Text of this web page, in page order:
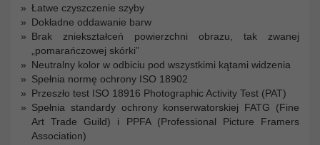
Łatwe czyszczenie szyby
Dokładne oddawanie barw
Brak zniekształceń powierzchni obrazu, tak zwanej
„pomarańczowej skórki”
Neutralny kolor w odbiciu pod wszystkimi kątami widzenia
Spełnia normę ochrony ISO 18902
Przeszło test ISO 18916 Photographic Activity Test (PAT)
Spełnia standardy ochrony konserwatorskiej FATG (Fine
Art Trade Guild) i PPFA (Professional Picture Framers
Association)